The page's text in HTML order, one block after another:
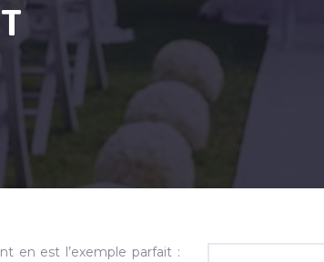
en est l’exemple parfait :